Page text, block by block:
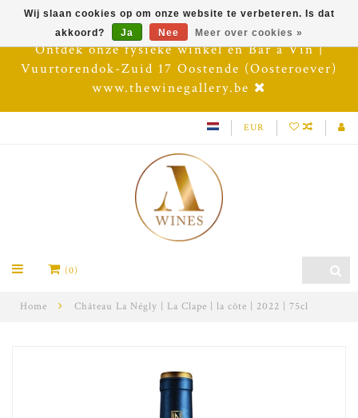
Ontdek onze fysieke winkel en Bar à Vin |
Vuurtorendok-Zuid 17 Oostende (Oosteroever)
www.thewinegallery.be
EUR
(0)
Home Château La Négly | La Clape | la côte | 2022 | 75cl
Wij slaan cookies op om onze website te verbeteren. Is dat
akkoord?
Ja Nee Meer over cookies »